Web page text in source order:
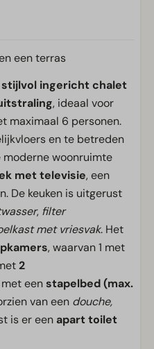
een terras
stijlvol ingericht chalet
, ideaal voor
maximaal 6 personen.
en te betreden
woonruimte
met televisie, een
De keuken is uitgerust
, filter
met vriesvak. Het
, waarvan 1 met
2
met eenstapelbed (max.
van een douche,
is er een apart toilet